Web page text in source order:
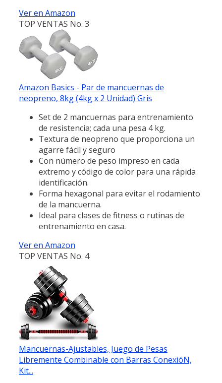
Ver en Amazon
TOP VENTAS No. 3
Amazon Basics - Par de mancuernas de
neopreno, 8kg (4kg x 2 Unidad) Gris
Set de 2 mancuernas para entrenamiento
de resistencia; cada una pesa 4 kg.
Textura de neopreno que proporciona un
agarre fácil y seguro
Con número de peso impreso en cada
extremo y código de color para una rápida
identificación.
Forma hexagonal para evitar el rodamiento
de la mancuerna.
Ideal para clases de fitness o rutinas de
entrenamiento en casa.
Ver en Amazon
TOP VENTAS No. 4
Mancuernas-Ajustables, Juego de Pesas
Libremente Combinable con Barras ConexióN,
Kit...